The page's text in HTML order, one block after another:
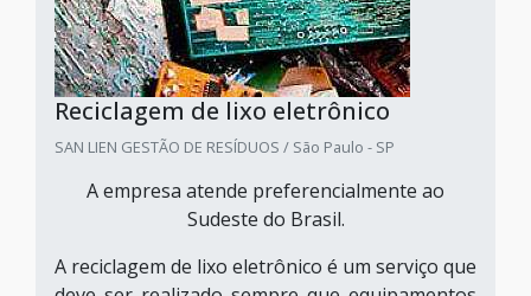
Reciclagem de lixo eletrônico
SAN LIEN GESTÃO DE RESÍDUOS / São Paulo - SP
A empresa atende preferencialmente ao
Sudeste do Brasil.
A reciclagem de lixo eletrônico é um serviço que